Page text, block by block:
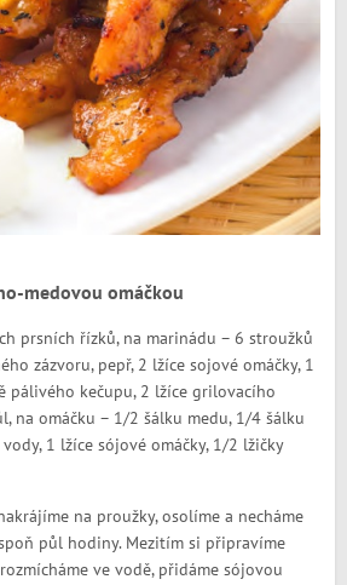
medovou omáčkou
prsních řízků, na marinádu – 6 stroužků
zázvoru, pepř, 2 lžíce sojové omáčky, 1
pálivého kečupu, 2 lžíce grilovacího
na omáčku – 1/2 šálku medu, 1/4 šálku
1 lžíce sójové omáčky, 1/2 lžičky
na proužky, osolíme a necháme
půl hodiny. Mezitím si připravíme
ve vodě, přidáme sójovou